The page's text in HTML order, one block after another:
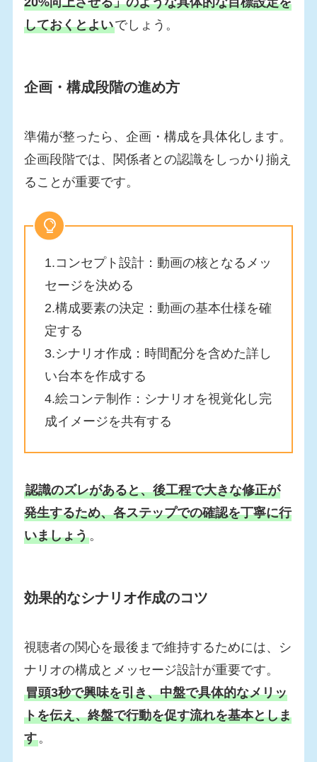
しておくとよいでしょう。
企画・構成段階の進め方
準備が整ったら、企画・構成を具体化します。
企画段階では、関係者との認識をしっかり揃え
ることが重要です。
1.コンセプト設計：動画の核となるメッ
セージを決める
2.構成要素の決定：動画の基本仕様を確
定する
3.シナリオ作成：時間配分を含めた詳し
い台本を作成する
4.絵コンテ制作：シナリオを視覚化し完
成イメージを共有する
認識のズレがあると、後工程で大きな修正が
発生するため、各ステップでの確認を丁寧に行
いましょう。
効果的なシナリオ作成のコツ
視聴者の関心を最後まで維持するためには、シ
ナリオの構成とメッセージ設計が重要です。
冒頭3秒で興味を引き、中盤で具体的なメリッ
トを伝え、終盤で行動を促す流れを基本としま
す。